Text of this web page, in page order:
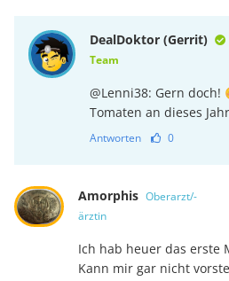
DealDoktor (Gerrit)
Team
@Lenni38: Gern doch!
Tomaten an dieses
Antworten 0
Amorphis Oberarzt/-
ärztin
Ich hab heuer das erste
Kann mir gar nicht